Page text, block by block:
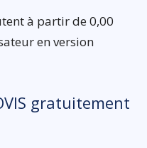
à partir de 0,00
en version
gratuitement